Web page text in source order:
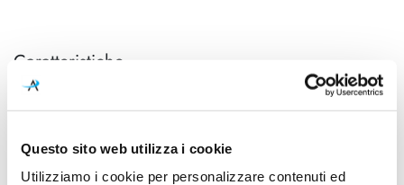
Questo sito web utilizza i cookie
Utilizziamo i cookie per personalizzare contenuti ed
Caratteristiche
Cod.Art.
G.O. 352 Terra
Giuseppe Ostuni
Dimensioni
770 mm x H 1420 mm
Sorgente luminosa
Lampadina Led